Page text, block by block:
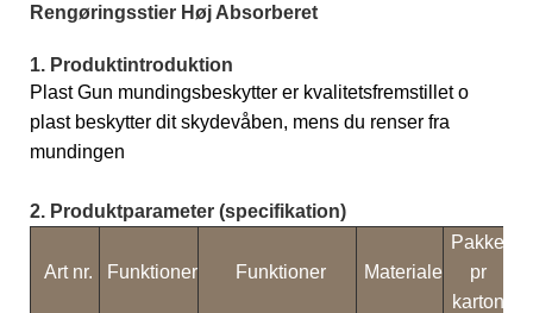
Rengøringsstier Høj Absorberet
1. Produktintroduktion
Plast Gun mundingsbeskytter er kvalitetsfremstillet o
plast beskytter dit skydevåben, mens du renser fra
mundingen
2. Produktparameter (specifikation)
Art nr. Funktioner Funktioner Materiale
Pakke
pr
karton